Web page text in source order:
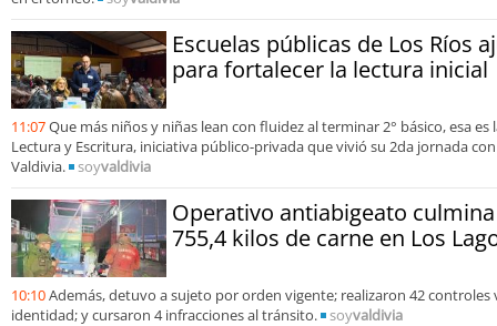
Escuelas públicas de Los Ríos
para fortalecer la lectura inicial
11:07Que más niños y niñas lean con fluidez al terminar 2° básico, esa
Lectura y Escritura, iniciativa público-privada que vivió su 2da jornada
Valdivia.
soyvaldivia
Operativo antiabigeato
755,4 kilos de carne en Los
10:10Además, detuvo a sujeto por orden vigente; realizaron 42 controles
identidad; y cursaron 4 infracciones al tránsito.
soyvaldivia